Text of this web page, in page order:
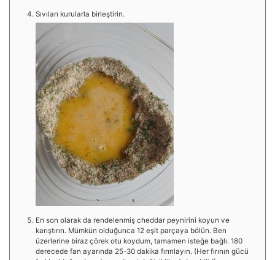
Sıvıları kurularla birleştirin.
En son olarak da rendelenmiş cheddar peynirini koyun ve
karıştırın. Mümkün olduğunca 12 eşit parçaya bölün. Ben
üzerlerine biraz çörek otu koydum, tamamen isteğe bağlı. 180
derecede fan ayarında 25-30 dakika fırınlayın. (Her fırının gücü